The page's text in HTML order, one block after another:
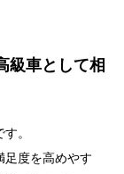
級車として相
。
足度を高めやす